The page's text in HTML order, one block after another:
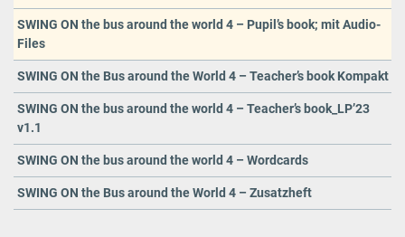
SWING ON the bus around the world 4 – Pupil’s book; mit Audio-
Files
SWING ON the Bus around the World 4 – Teacher’s book Kompakt
SWING ON the bus around the world 4 – Teacher’s book_LP’23
v1.1
SWING ON the bus around the world 4 – Wordcards
SWING ON the Bus around the World 4 – Zusatzheft